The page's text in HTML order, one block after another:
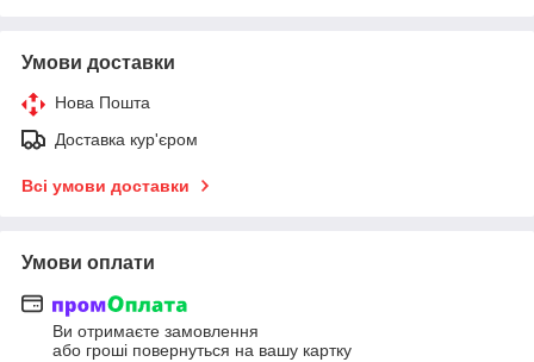
Умови доставки
Нова Пошта
Доставка кур'єром
Всі умови доставки
Умови оплати
Ви отримаєте замовлення
або гроші повернуться на вашу картку